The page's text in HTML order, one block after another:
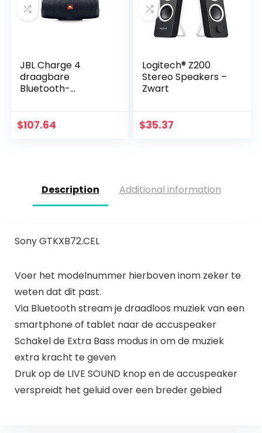
JBL Charge 4
draagbare
Bluetooth-
oplaadbare batterij
$107.64
Logitech® Z200
Stereo Speakers –
Zwart
$35.37
Description Additional information
Sony GTKXB72.CEL
Voer het modelnummer hierboven inom zeker te
weten dat dit past.
Via Bluetooth stream je draadloos muziek van een
smartphone of tablet naar de accuspeaker
Schakel de Extra Bass modus in om de muziek
extra kracht te geven
Druk op de LIVE SOUND knop en de accuspeaker
verspreidt het geluid over een breder gebied